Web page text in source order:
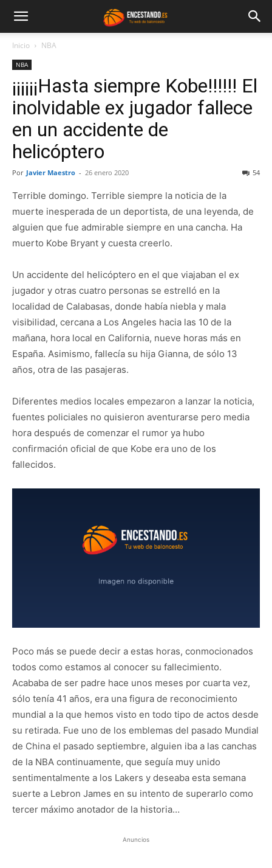
Inicio NBA
NBA
¡¡¡¡¡¡Hasta siempre Kobe!!!!!! El
inolvidable ex jugador fallece
en un accidente de
helicóptero
Por Javier Maestro - 26 enero 2020 54
Terrible domingo. Terrible siempre la noticia de la
muerte inesperada de un deportista, de una leyenda, de
alguien que fue admirable siempre en una cancha. Ha
muerto Kobe Bryant y cuesta creerlo.
Un accidente del helicóptero en el que viajaban el ex
jugador y otras cuatro personas se estrelló en la
localidad de Calabasas, donde había niebla y mala
visibilidad, cercana a Los Angeles hacia las 10 de la
mañana, hora local en California, nueve horas más en
España. Asimismo, fallecía su hija Gianna, de sólo 13
años, otra de las pasajeras.
Diferentes medios locales empezaron a lanzar la noticia,
fuentes policiales no quisieron aventurarse pero media
hora después de comenzar el rumor ya hubo
confirmación oficial de que Kobe era uno de los
fallecidos.
Poco más se puede decir a estas horas, conmocionados
todos como estamos al conocer su fallecimiento.
Acababa de ser padre hace unos meses por cuarta vez,
sólo tenía 41 años, era una figura de reconocimiento
mundial a la que hemos visto en todo tipo de actos desde
su retirada. Fue uno de los emblemas del pasado Mundial
de China el pasado septiembre, alguien iba a las canchas
de la NBA continuamente, que seguía muy unido
sentimentalmente a los Lakers y deseaba esta semana
suerte a Lebron James en su intento de superarlo como
tercer máximo anotador de la historia…
Anuncios